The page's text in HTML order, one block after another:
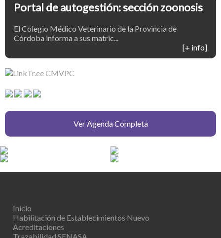
Portal de autogestión: sección zoonosis
El Colegio Médico Veterinario de la Provincia de
Córdoba informa a sus matric...
[+ info]
Ver Agenda Completa
Inicio
Habilitación de Establecimientos Nuevo
Acreditaciones